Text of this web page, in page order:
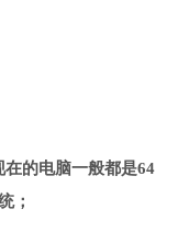
的电脑一般都是64
；